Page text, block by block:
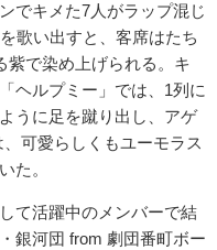
でキメた7人がラップ混じ
歌い出すと、客席はたち
紫で染め上げられる。キ
ヘルプミー」では、1列に
うに足を蹴り出し、アゲ
可愛らしくもユーモラス
た。
て活躍中のメンバーで結
銀河団 from 劇団番町ボー